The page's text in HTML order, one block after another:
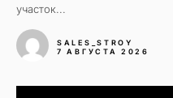
участок...
SALES_STROY
7 АВГУСТА 2026